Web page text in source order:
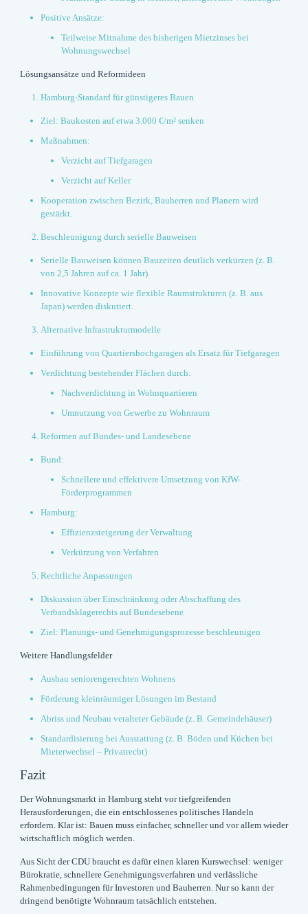
Positive Ansätze:
Teilweise Mitnahme des bisherigen Mietzinses bei
Wohnungswechsel
Lösungsansätze und Reformideen
Hamburg-Standard für günstigeres Bauen
Ziel: Baukosten auf etwa 3.000 €/m² senken
Maßnahmen:
Verzicht auf Tiefgaragen
Verzicht auf Keller
Kooperation zwischen Bezirk, Bauherren und Planern wird
gestärkt.
Beschleunigung durch serielle Bauweisen
Serielle Bauweisen können Bauzeiten deutlich verkürzen (z. B.
von 2,5 Jahren auf ca. 1 Jahr).
Innovative Konzepte wie flexible Raumstrukturen (z. B. aus
Japan) werden diskutiert.
Alternative Infrastrukturmodelle
Einführung von Quartiershochgaragen als Ersatz für Tiefgaragen
Verdichtung bestehender Flächen durch:
Nachverdichtung in Wohnquartieren
Umnutzung von Gewerbe zu Wohnraum
Reformen auf Bundes- und Landesebene
Bund:
Schnellere und effektivere Umsetzung von KfW-
Förderprogrammen
Hamburg:
Effizienzsteigerung der Verwaltung
Verkürzung von Verfahren
Rechtliche Anpassungen
Diskussion über Einschränkung oder Abschaffung des
Verbandsklagerechts auf Bundesebene
Ziel: Planungs- und Genehmigungsprozesse beschleunigen
Weitere Handlungsfelder
Ausbau seniorengerechten Wohnens
Förderung kleinräumiger Lösungen im Bestand
Abriss und Neubau veralteter Gebäude (z. B. Gemeindehäuser)
Standardisierung bei Ausstattung (z. B. Böden und Küchen bei
Mieterwechsel – Privatrecht)
Fazit
Der Wohnungsmarkt in Hamburg steht vor tiefgreifenden
Herausforderungen, die ein entschlossenes politisches Handeln
erfordern. Klar ist: Bauen muss einfacher, schneller und vor allem wieder
wirtschaftlich möglich werden.
Aus Sicht der CDU braucht es dafür einen klaren Kurswechsel: weniger
Bürokratie, schnellere Genehmigungsverfahren und verlässliche
Rahmenbedingungen für Investoren und Bauherren. Nur so kann der
dringend benötigte Wohnraum tatsächlich entstehen.